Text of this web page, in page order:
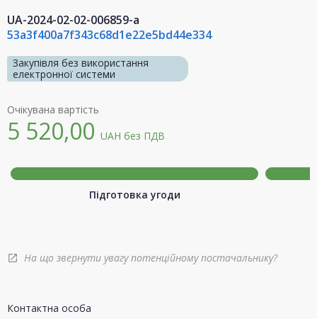
UA-2024-02-02-006859-a
53a3f400a7f343c68d1e22e5bd44e334
Закупівля без використання
електронної системи
Очікувана вартість
5 520,00 UAH без ПДВ
Підготовка угоди
open_in_new На що звернути увагу потенційному постачальнику?
Контактна особа